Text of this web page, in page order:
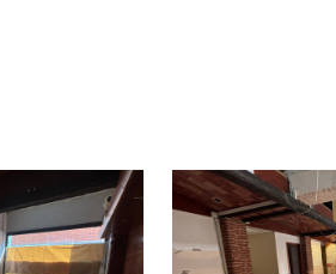
de Sant Andreu!